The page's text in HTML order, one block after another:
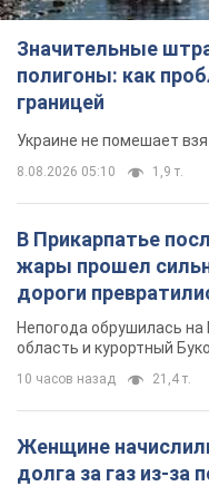
Значительные
полигоны: как
границей
Украине не помешает
8.08.2026 05:10 1,9 т.
В Прикарпатье
жары прошел
дороги
Непогода обрушилась
область и курортный
10 часов назад 21,4 т.
Женщине
долга за газ из-за